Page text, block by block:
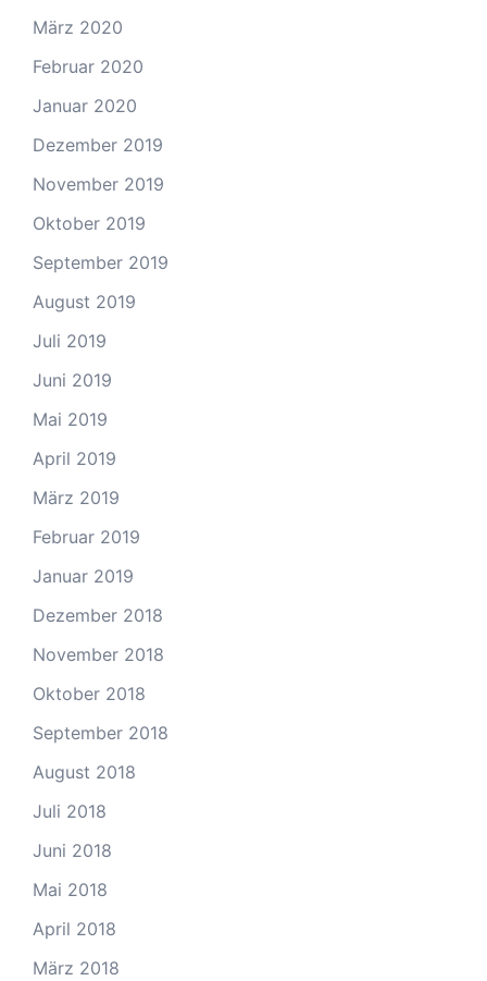
März 2020
Februar 2020
Januar 2020
Dezember 2019
November 2019
Oktober 2019
September 2019
August 2019
Juli 2019
Juni 2019
Mai 2019
April 2019
März 2019
Februar 2019
Januar 2019
Dezember 2018
November 2018
Oktober 2018
September 2018
August 2018
Juli 2018
Juni 2018
Mai 2018
April 2018
März 2018